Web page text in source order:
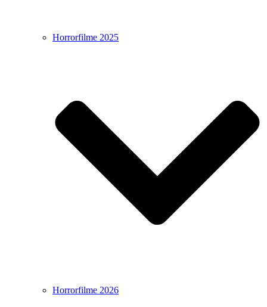
Horrorfilme 2025
Horrorfilme 2026